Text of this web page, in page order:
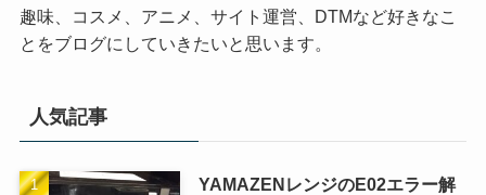
趣味、コスメ、アニメ、サイト運営、DTMなど好きなこ
とをブログにしていきたいと思います。
人気記事
YAMAZENレンジのE02エラー解